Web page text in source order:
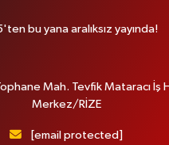
bu yana aralıksız yayında!
Mah. Tevfik Mataracı İş
Merkez/RİZE
[email protected]